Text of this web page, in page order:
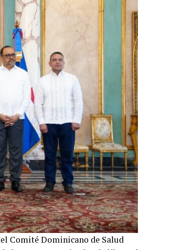
Comité Dominicano de Salud